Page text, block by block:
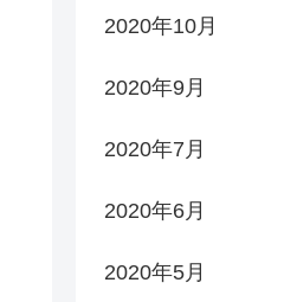
2020年10月
2020年9月
2020年7月
2020年6月
2020年5月